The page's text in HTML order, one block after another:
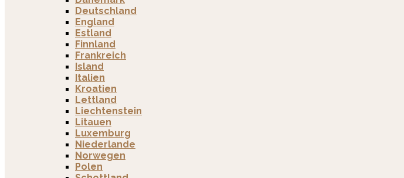
Deutschland
England
Estland
Finnland
Frankreich
Island
Italien
Kroatien
Lettland
Liechtenstein
Litauen
Luxemburg
Niederlande
Norwegen
Polen